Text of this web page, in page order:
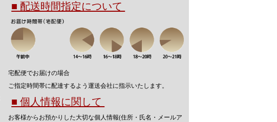
■ 配送時間指定について
宅配便でお届けの場合
ご指定時間帯に配達するよう運送会社に指示いたします。
■ 個人情報に関して
お客様からお預かりした大切な個人情報(住所・氏名・メールア